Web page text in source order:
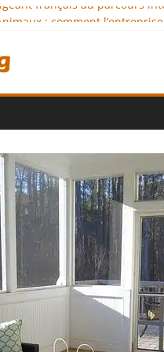
français au parcours
au service de
diplomatie éducative comme